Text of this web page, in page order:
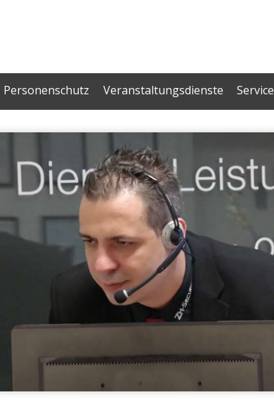
Personenschutz Veranstaltungsdienste Service